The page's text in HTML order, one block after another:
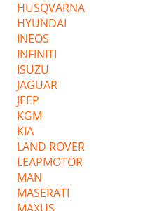
HUSQVARNA
HYUNDAI
INEOS
INFINITI
ISUZU
JAGUAR
JEEP
KGM
KIA
LAND ROVER
LEAPMOTOR
MAN
MASERATI